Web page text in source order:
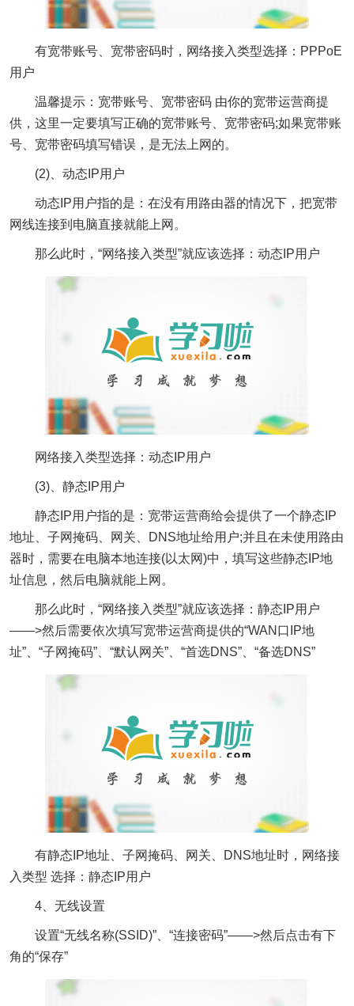
有宽带账号、宽带密码时，网络接入类型选择：PPPoE
用户
温馨提示：宽带账号、宽带密码 由你的宽带运营商提
供，这里一定要填写正确的宽带账号、宽带密码;如果宽带账
号、宽带密码填写错误，是无法上网的。
(2)、动态IP用户
动态IP用户指的是：在没有用路由器的情况下，把宽带
网线连接到电脑直接就能上网。
那么此时，“网络接入类型”就应该选择：动态IP用户
网络接入类型选择：动态IP用户
(3)、静态IP用户
静态IP用户指的是：宽带运营商给会提供了一个静态IP
地址、子网掩码、网关、DNS地址给用户;并且在未使用路由
器时，需要在电脑本地连接(以太网)中，填写这些静态IP地
址信息，然后电脑就能上网。
那么此时，“网络接入类型”就应该选择：静态IP用户
——>然后需要依次填写宽带运营商提供的“WAN口IP地
址”、“子网掩码”、“默认网关”、“首选DNS”、“备选DNS”
有静态IP地址、子网掩码、网关、DNS地址时，网络接
入类型 选择：静态IP用户
4、无线设置
设置“无线名称(SSID)”、“连接密码”——>然后点击有下
角的“保存”